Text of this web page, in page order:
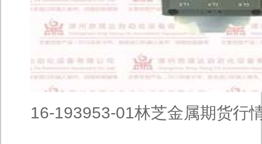
16-193953-01林芝金属期货行